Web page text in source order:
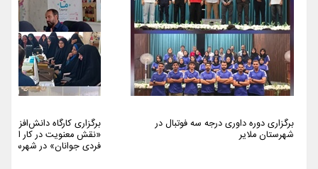
برگزاری دوره داوری درجه سه فوتبال در
شهرستان ملایر
برگزاری کارگاه
«نقش معنویت در کار
فردی جوانان» در شهرستان